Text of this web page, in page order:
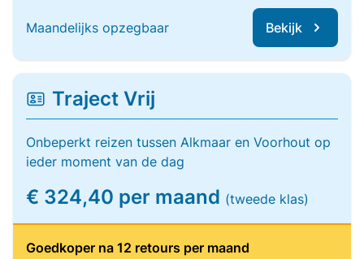
Maandelijks opzegbaar Bekijk
Traject Vrij
Onbeperkt reizen tussen Alkmaar en Voorhout op
ieder moment van de dag
€ 324,40 per maand (tweede klas)
Goedkoper na 12 retours per maand